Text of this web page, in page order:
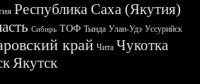
Республика Саха (Якутия)
Сибирь ТОФ Тында Улан-Удэ Уссурийск
край Чита Чукотка
Якутск